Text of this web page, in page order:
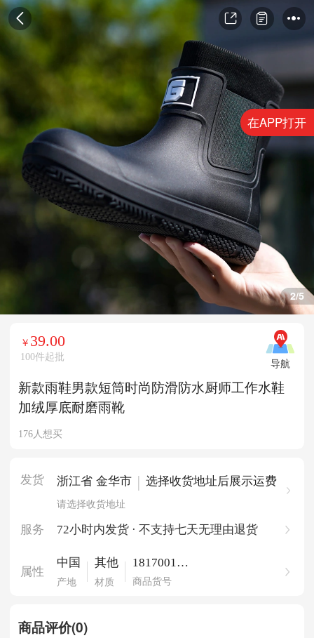
在APP打开
3/5
￥ 39.00
100件起批 导航
新款雨鞋男款短筒时尚防滑防水厨师工作水鞋
加绒厚底耐磨雨靴
176人想买
发货 浙江省 金华市 | 选择收货地址后展示运费
请选择收货地址
服务 72小时内发货 · 不支持七天无理由退货
属性
中国
产地
其他
材质
181700172
0786
商品货号
商品评价(0)